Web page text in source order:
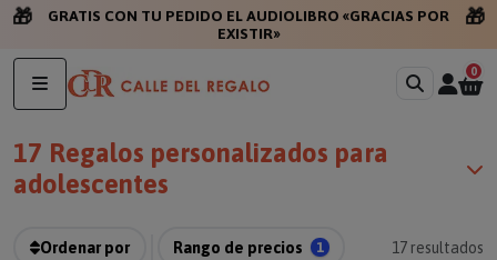
🎁
GRATIS CON TU PEDIDO EL AUDIOLIBRO «GRACIAS POR
EXISTIR»
🎁
0
17 Regalos personalizados para
adolescentes
Ordenar por Rango de precios 1 17 resultados